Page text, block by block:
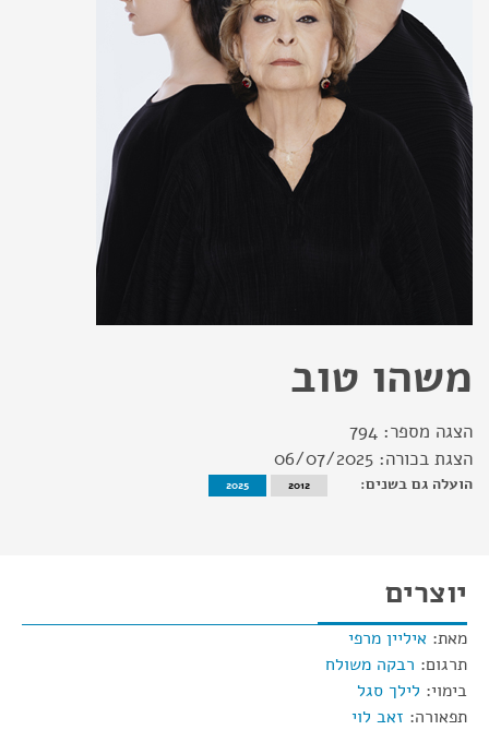
משהו טוב
הצגה מספר: 794
הצגת בכורה: 06/07/2025
הועלה גם בשנים: 2012
2025
יוצרים
מאת: איליין מרפי
תרגום: רבקה משולח
בימוי: לילך סגל
תפאורה: זאב לוי